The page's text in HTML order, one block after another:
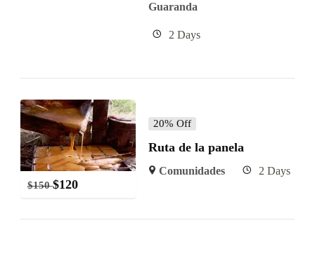
Guaranda
2 Days
$150 $120
20% Off
Ruta de la panela
Comunidades 2 Days